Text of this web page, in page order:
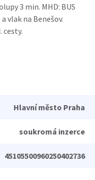
3 min. MHD: BUS
vlak na Benešov.
cesty.
Hlavní město Praha
soukromá inzerce
45105500960250402736